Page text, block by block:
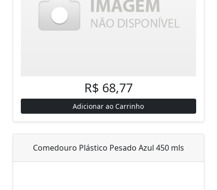
R$ 68,77
Adicionar ao Carrinho
Comedouro Plástico Pesado Azul 450 mls